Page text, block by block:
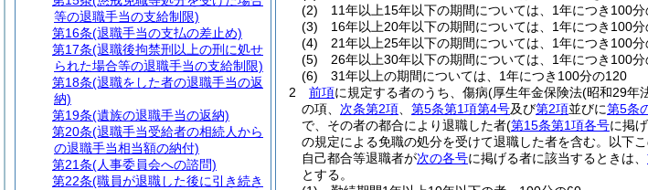
(2)
11年以上15年以下の期間については、1年につき100
(3)
16年以上20年以下の期間については、1年につき100
(4)
21年以上25年以下の期間については、1年につき100
(5)
26年以上30年以下の期間については、1年につき100
(6)
31年以上の期間については、1年につき100分の120
2
前項に規定する者のうち、傷病(厚生年金保険法(昭和29年
の項、 次条第2項 第5条第1項第4号及び第2項並びに第5条
で、その者の都合により退職した者(第15条第1項各号に掲
の規定による免職の処分を受けて退職した者を含む。以下
自己都合等退職者が次の各号に掲げる者に該当するときは、
とする。
等の退職手当の支給制限)
第16条(退職手当の支払の差止め)
第17条(退職後拘禁刑以上の刑に処せ
られた場合等の退職手当の支給制限)
第18条(退職をした者の退職手当の返
納)
第19条(遺族の退職手当の返納)
第20条(退職手当受給者の相続人から
の退職手当相当額の納付)
第21条(人事委員会への諮問)
第22条(職員が退職した後に引き続き